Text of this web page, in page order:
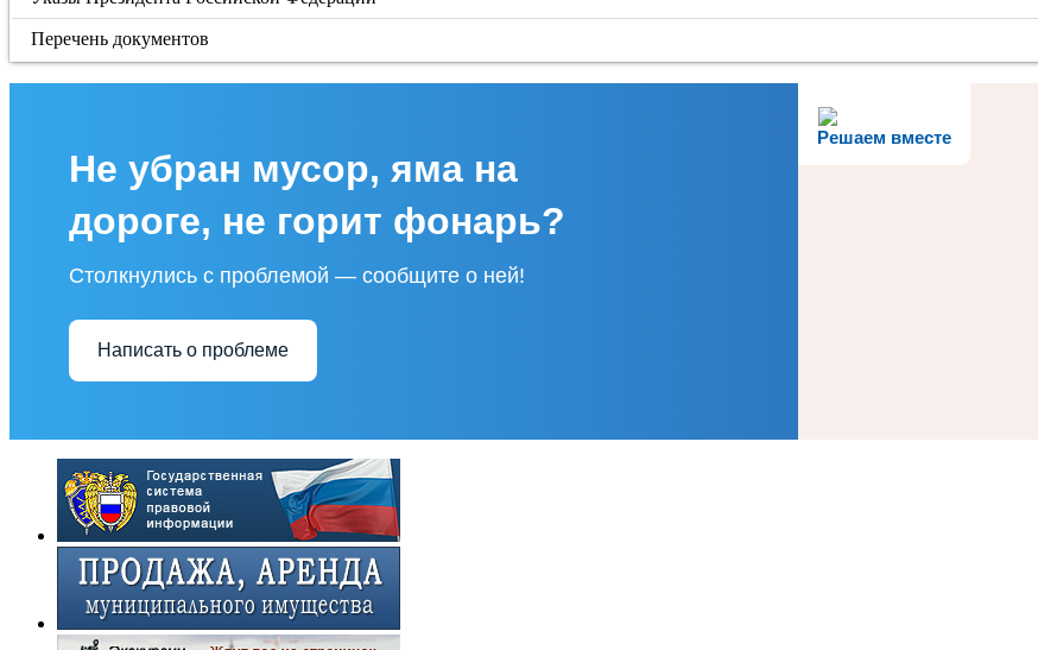
Перечень документов
Решаем вместе
Не убран мусор, яма на
дороге, не горит фонарь?
Столкнулись с проблемой — сообщите о ней!
Написать о проблеме